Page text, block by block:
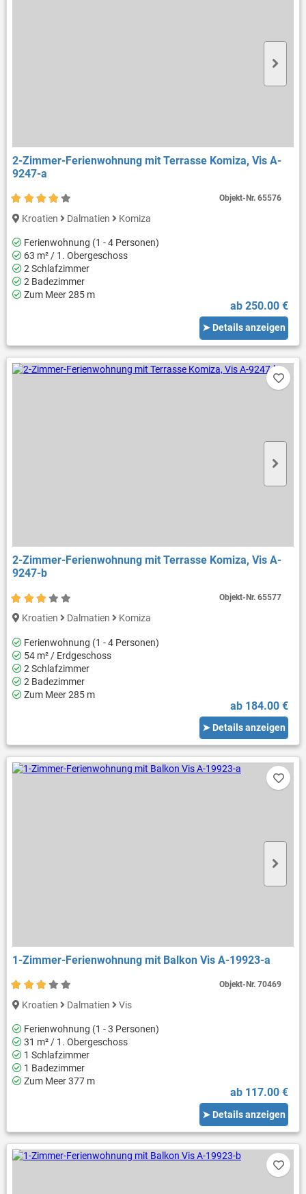
2-Zimmer-Ferienwohnung mit Terrasse Komiza, Vis A-
9247-a
Kroatien Dalmatien Komiza
Ferienwohnung (1 - 4 Personen)
63 m² / 1. Obergeschoss
2 Schlafzimmer
2 Badezimmer
Zum Meer 285 m
ab 250.00 €
➤ Details anzeigen
Objekt-Nr.65576
2-Zimmer-Ferienwohnung mit Terrasse Komiza, Vis A-
9247-b
Kroatien Dalmatien Komiza
Ferienwohnung (1 - 4 Personen)
54 m² / Erdgeschoss
2 Schlafzimmer
2 Badezimmer
Zum Meer 285 m
ab 184.00 €
➤ Details anzeigen
Objekt-Nr.65577
1-Zimmer-Ferienwohnung mit Balkon Vis A-19923-a
Kroatien Dalmatien Vis
Ferienwohnung (1 - 3 Personen)
31 m² / 1. Obergeschoss
1 Schlafzimmer
1 Badezimmer
Zum Meer 377 m
ab 117.00 €
➤ Details anzeigen
Objekt-Nr.70469